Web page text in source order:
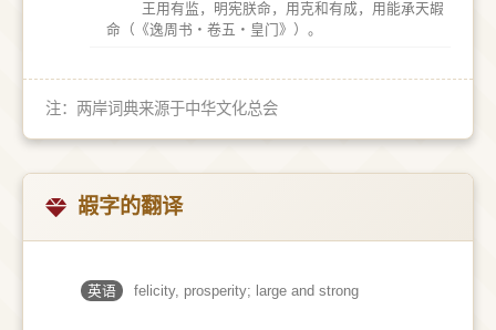
王用有监，明宪朕命，用克和有成，用能承天嘏
命（《逸周书‧卷五‧皇门》）。
注：两岸词典来源于中华文化总会
嘏字的翻译
英语 felicity, prosperity; large and strong